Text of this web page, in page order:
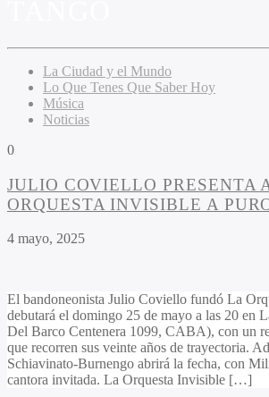
La Ciudad y el Mundo
Lo Que Tenes Que Saber Hoy
Música
Noticias
0
JULIO COVIELLO PRESENTA
ORQUESTA INVISIBLE A
4 mayo, 2025
El bandoneonista Julio Coviello fundó La
debutará el domingo 25 de mayo a las 20 en
Del Barco Centenera 1099, CABA), con un
que recorren sus veinte años de trayectoria.
Schiavinato-Burnengo abrirá la fecha, con
cantora invitada. La Orquesta Invisible […]